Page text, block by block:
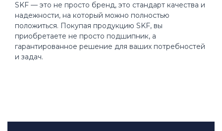
SKF — это не просто бренд, это стандарт качества и
надежности, на который можно полностью
положиться. Покупая продукцию SKF, вы
приобретаете не просто подшипник, а
гарантированное решение для ваших потребностей
и задач.